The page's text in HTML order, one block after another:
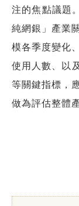
注的焦點議題
純網銀」產業
模各季度變化
使用人數、以
等關鍵指標，
做為評估整體